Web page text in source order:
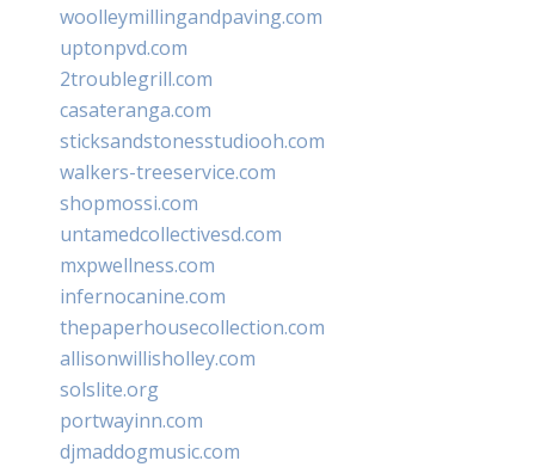
woolleymillingandpaving.com
uptonpvd.com
2troublegrill.com
casateranga.com
sticksandstonesstudiooh.com
walkers-treeservice.com
shopmossi.com
untamedcollectivesd.com
mxpwellness.com
infernocanine.com
thepaperhousecollection.com
allisonwillisholley.com
solslite.org
portwayinn.com
djmaddogmusic.com